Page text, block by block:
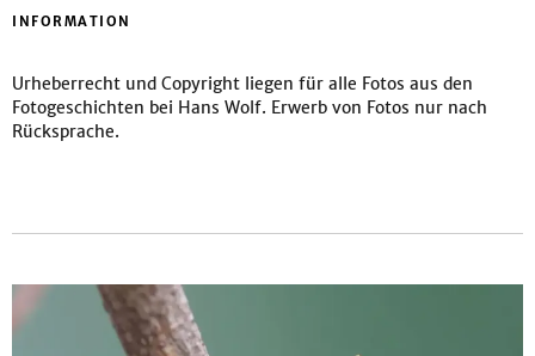
INFORMATION
Urheberrecht und Copyright liegen für alle Fotos aus den
Fotogeschichten bei Hans Wolf. Erwerb von Fotos nur nach
Rücksprache.